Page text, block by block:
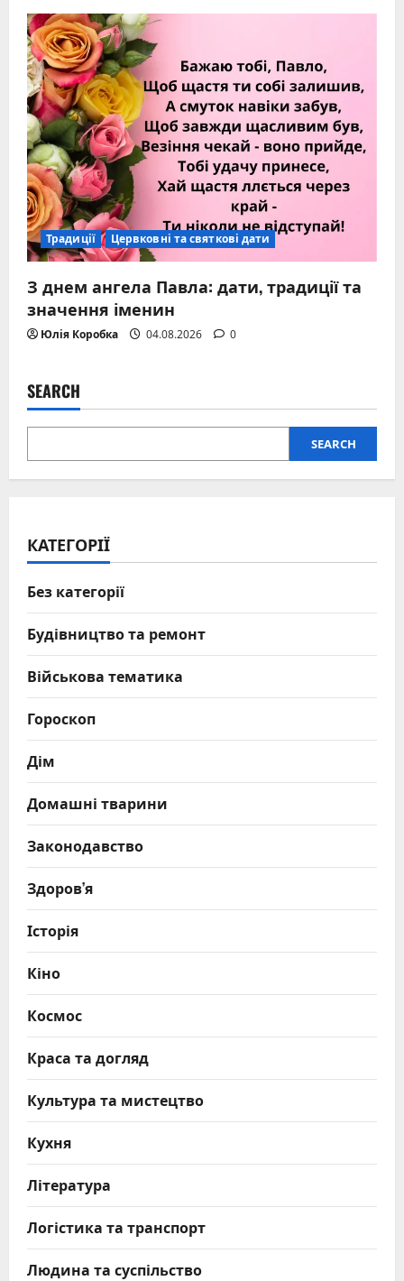
Традиції Цервковні та святкові дати
З днем ангела Павла: дати, традиції та
значення іменин
Юлія Коробка 04.08.2026 0
SEARCH
SEARCH
КАТЕГОРІЇ
Без категорії
Будівництво та ремонт
Військова тематика
Гороскоп
Дім
Домашні тварини
Законодавство
Здоров’я
Історія
Кіно
Космос
Краса та догляд
Культура та мистецтво
Кухня
Література
Логістика та транспорт
Людина та суспільство